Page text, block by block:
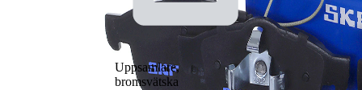
WVA-nummer
Antal belägg
4
Uppsamlare,
bromsvätska